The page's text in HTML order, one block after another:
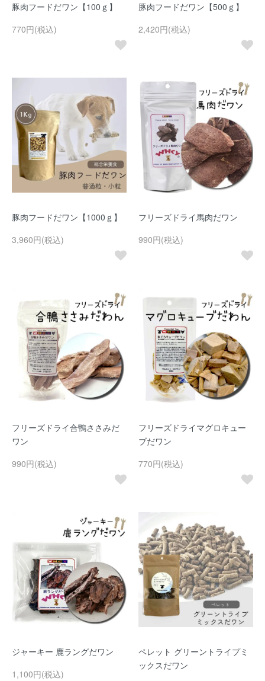
豚肉フードだワン【100ｇ】
770円(税込)
豚肉フードだワン【500ｇ】
2,420円(税込)
豚肉フードだワン【1000ｇ】
3,960円(税込)
フリーズドライ馬肉だワン
990円(税込)
フリーズドライ合鴨ささみだ
ワン
990円(税込)
フリーズドライマグロキュー
ブだワン
770円(税込)
ジャーキー 鹿ラングだワン
1,100円(税込)
ペレット グリーントライプミ
ックスだワン